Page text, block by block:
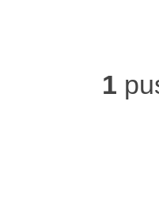
1